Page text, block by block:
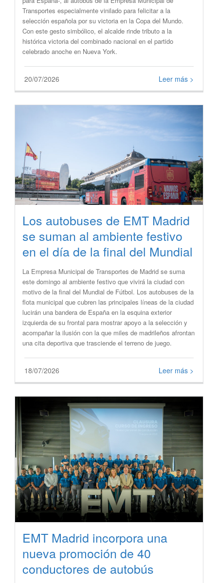
Transportes especialmente vinilado para felicitar a la
selección española por su victoria en la Copa del Mundo.
Con este gesto simbólico, el alcalde rinde tributo a la
histórica victoria del combinado nacional en el partido
celebrado anoche en Nueva York.
20/07/2026 Leer más >
Los autobuses de EMT Madrid
se suman al ambiente festivo
en el día de la final del Mundial
​La Empresa Municipal de Transportes de Madrid se suma
este domingo al ambiente festivo que vivirá la ciudad con
motivo de la final del Mundial de Fútbol. Los autobuses de la
flota municipal que cubren las principales líneas de la ciudad
lucirán una bandera de España en la esquina exterior
izquierda de su frontal para mostrar apoyo a la selección y
acompañar la ilusión con la que miles de madrileños afrontan
una cita deportiva que trasciende el terreno de juego.
18/07/2026 Leer más >
EMT Madrid incorpora una
nueva promoción de 40
conductores de autobús